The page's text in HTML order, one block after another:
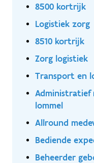
8500 kortrijk
Logistiek zorg
8510 kortrijk
Zorg logistiek
Transport en
Administratief
lommel
Allround
Bediende
Beheerder